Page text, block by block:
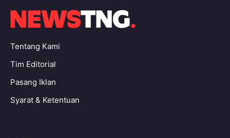
Tentang Kami
Tim Editorial
Pasang Iklan
Syarat & Ketentuan